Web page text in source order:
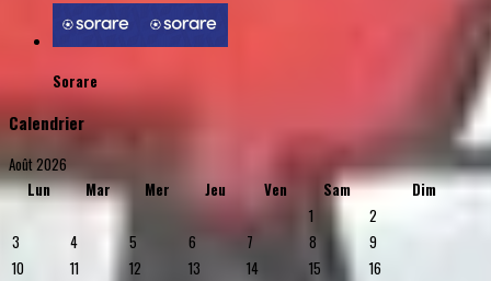
Sorare
Calendrier
Août 2026
Lun
Mar Mer Jeu Ven Sam
Dim
1
2
3
4 5 6 7 8
9
10
11 12 13 14 15 16